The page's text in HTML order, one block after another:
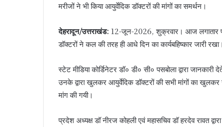
मरीजों ने भी किया आयुर्वेदिक डॉक्टरों की मांगों का समर्थन।
देहरादून/उत्तराखंड: 12-जून-2026, शुक्रवार। आज लगातार
डॉक्टरों ने कल की तरह ही आधे दिन का कार्यबहिष्कार जारी
स्टेट मीडिया कोर्डिनेटर डॉ० डी० सी० पसबोला द्वारा
उनके द्वारा खुलकर आयुर्वेदिक डॉक्टरों की सभी मांगों का
मांग की गयी।
प्रदेश अध्यक्ष डॉ नीरज कोहली एवं महासचिव डॉ हरदेव रावत